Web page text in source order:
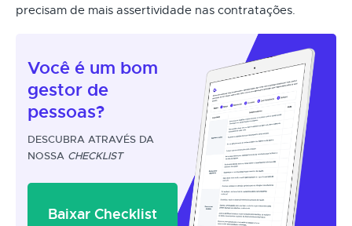
precisam de mais assertividade nas contratações.
Você é um bom
gestor de
pessoas?
DESCUBRA ATRAVÉS DA
NOSSA CHECKLIST
Baixar Checklist